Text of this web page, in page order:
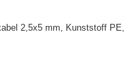
2,5x5 mm, Kunststoff PE,